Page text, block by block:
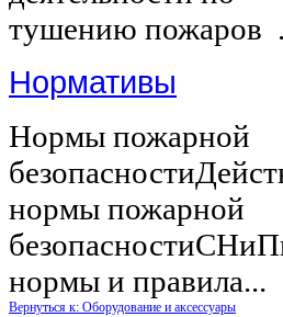
тушению пожаров
Нормативы
Нормы пожарной
нормы пожарной
нормы и правила...
Вернуться к: Оборудование и аксессуары